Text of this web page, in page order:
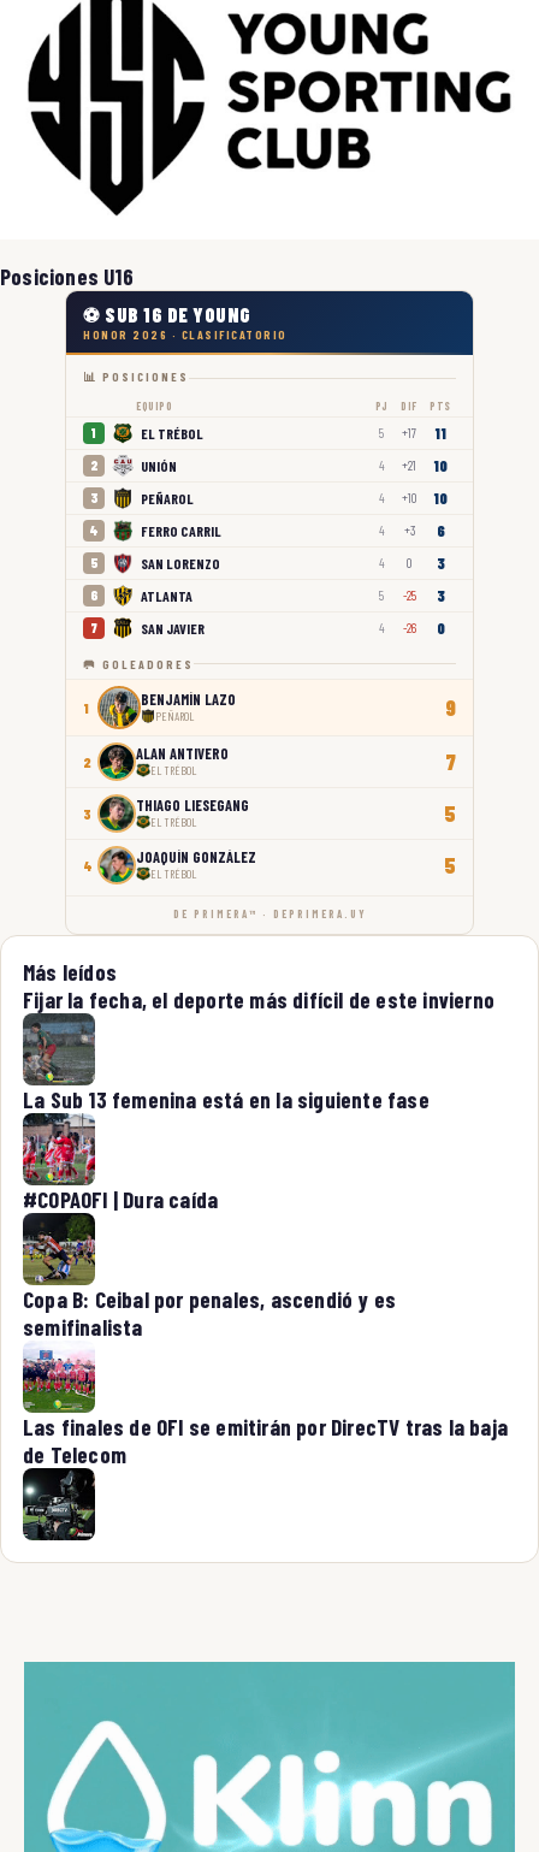
Posiciones U16
⚽ SUB 16 DE YOUNG
HONOR 2026 · CLASIFICATORIO
📊 POSICIONES
EQUIPO PJ DIF PTS
1 EL TRÉBOL 5 +17 11
2 UNIÓN 4 +21 10
3 PEÑAROL 4 +10 10
4 FERRO CARRIL 4 +3 6
5 SAN LORENZO 4 0 3
6 ATLANTA 5 -25 3
7 SAN JAVIER 4 -26 0
🥅 GOLEADORES
1 BENJAMÍN LAZO
PEÑAROL 9
2 ALAN ANTIVERO
EL TRÉBOL 7
3 THIAGO LIESEGANG
EL TRÉBOL 5
4 JOAQUÍN GONZÁLEZ
EL TRÉBOL 5
DE PRIMERA™ · DEPRIMERA.UY
Más leídos
Fijar la fecha, el deporte más difícil de este invierno
La Sub 13 femenina está en la siguiente fase
#COPAOFI | Dura caída
Copa B: Ceibal por penales, ascendió y es
semifinalista
Las finales de OFI se emitirán por DirecTV tras la baja
de Telecom